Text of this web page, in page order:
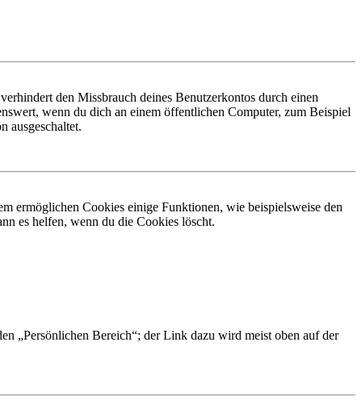
den Missbrauch deines Benutzerkontos durch einen
wenn du dich an einem öffentlichen Computer, zum Beispiel
ausgeschaltet.
ermöglichen Cookies einige Funktionen, wie beispielsweise den
es helfen, wenn du die Cookies löscht.
„Persönlichen Bereich“; der Link dazu wird meist oben auf der